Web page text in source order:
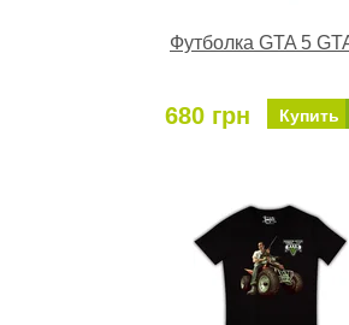
Футболка GTA 5
680 грн Купить